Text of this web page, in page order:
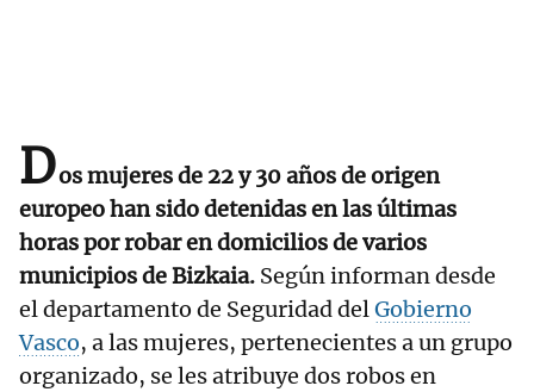
Dos mujeres de 22 y 30 años de origen
europeo han sido detenidas en las últimas
horas por robar en domicilios de varios
municipios de Bizkaia. Según informan desde
el departamento de Seguridad delGobierno
Vasco, a las mujeres, pertenecientes a un grupo
organizado, se les atribuye dos robos en